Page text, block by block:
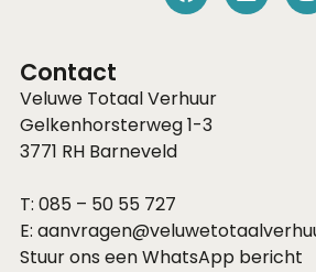
Contact
Veluwe Totaal Verhuur
Gelkenhorsterweg 1-3
3771 RH Barneveld
T: 085 – 50 55 727
E:
Stuur ons een WhatsApp bericht